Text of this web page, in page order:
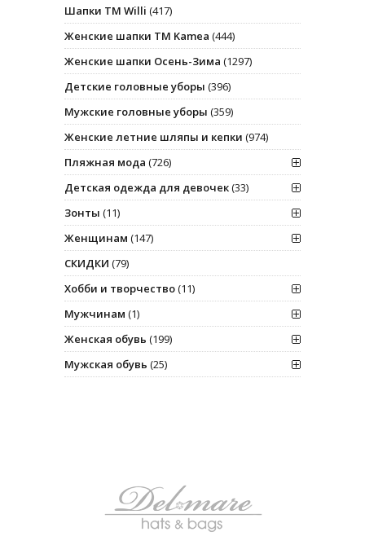
Шапки ТМ Willi (417)
Женские шапки ТМ Kamea (444)
Женские шапки Осень-Зима (1297)
Детские головные уборы (396)
Мужские головные уборы (359)
Женские летние шляпы и кепки (974)
Пляжная мода (726)
Детская одежда для девочек(33)
Зонты (11)
Женщинам (147)
СКИДКИ (79)
Хобби и творчество(11)
Мужчинам (1)
Женская обувь (199)
Мужская обувь (25)